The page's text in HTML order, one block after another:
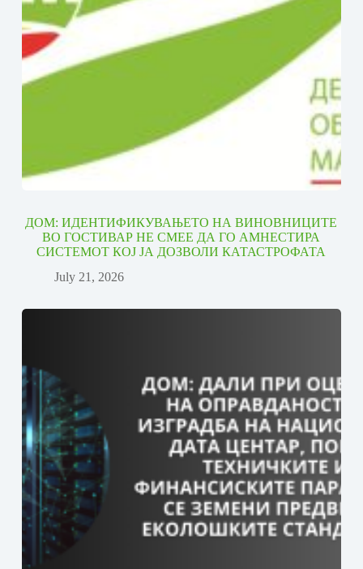
ДОМ: ИДЕНТИФИКУВАЊЕТО НА ВИНОВНИЦИТЕ
ВО ГОСТИВАР НЕ СМЕЕ ДА ГО АМНЕСТИРА
СИСТЕМОТ КОЈ ЈА ДОЗВОЛИ КАТАСТРОФАТА
July 21, 2026